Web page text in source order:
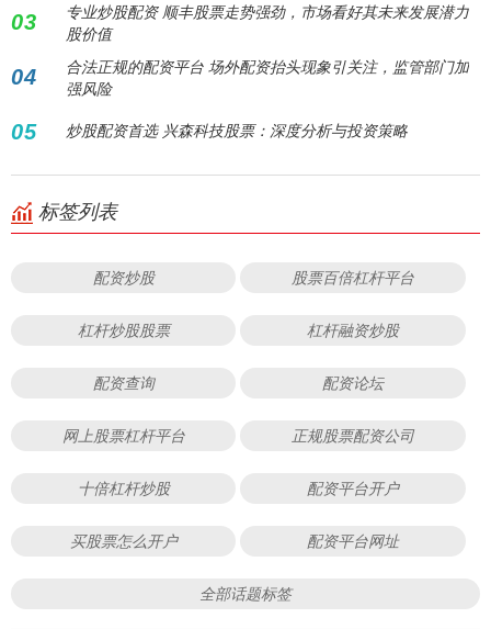
03
专业炒股配资 顺丰股票走势强劲，市场看好其未来发展潜力
股价值
04
合法正规的配资平台 场外配资抬头现象引关注，监管部门加
强风险
05 炒股配资首选 兴森科技股票：深度分析与投资策略
标签列表
配资炒股 股票百倍杠杆平台
杠杆炒股股票 杠杆融资炒股
配资查询 配资论坛
网上股票杠杆平台 正规股票配资公司
十倍杠杆炒股 配资平台开户
买股票怎么开户 配资平台网址
全部话题标签